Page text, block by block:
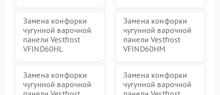
Замена конфорки
чугунной варочной
панели Vestfrost
VFIND60HL
Замена конфорки
чугунной варочной
панели Vestfrost
VFIND60HM
Замена конфорки
чугунной варочной
Замена конфорки
чугунной варочной